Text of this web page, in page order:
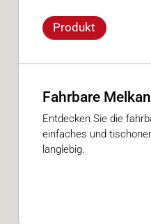
Produkt
Fahrbare
Entdecken Sie die
einfaches und
langlebig.